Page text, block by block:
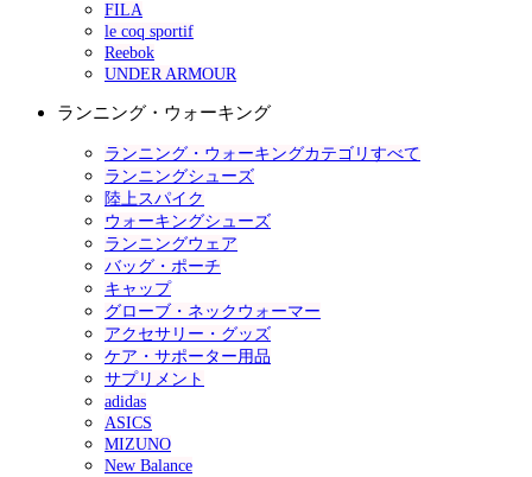
FILA
le coq sportif
Reebok
UNDER ARMOUR
ランニング・ウォーキング
ランニング・ウォーキングカテゴリすべて
ランニングシューズ
陸上スパイク
ウォーキングシューズ
ランニングウェア
バッグ・ポーチ
キャップ
グローブ・ネックウォーマー
アクセサリー・グッズ
ケア・サポーター用品
サプリメント
adidas
ASICS
MIZUNO
New Balance